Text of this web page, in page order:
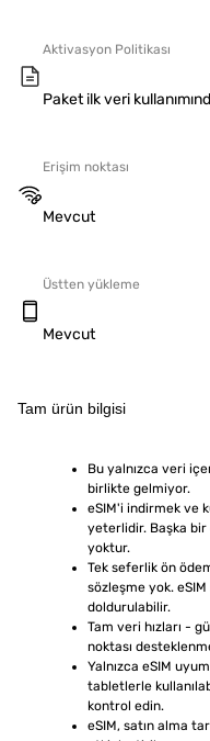
Aktivasyon Politikası
Paket ilk veri
Erişim noktası
Mevcut
Üstten yükleme
Mevcut
Tam ürün bilgisi
Bu yalnızca veri
birlikte gelmiyor.
eSIM'i indirmek ve
yeterlidir. Başka bir
yoktur.
Tek seferlik ön
sözleşme yok.
doldurulabilir.
Tam veri hızları -
noktası
Yalnızca eSIM
tabletlerle
kontrol edin.
eSIM, satın alma